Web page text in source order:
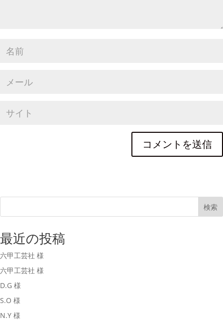
検索
最近の投稿
六甲工芸社 様
六甲工芸社 様
D.G 様
S.O 様
N.Y 様